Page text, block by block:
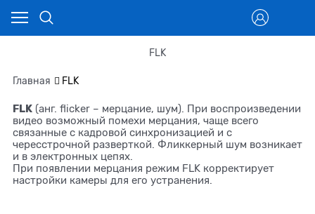
FLK
Главная FLK
FLK (анг. flicker – мерцание, шум). При воспроизведении
видео возможный помехи мерцания, чаще всего
связанные с кадровой синхронизацией и с
чересстрочной разверткой. Фликкерный шум возникает
и в электронных цепях.
При появлении мерцания режим FLK корректирует
настройки камеры для его устранения.